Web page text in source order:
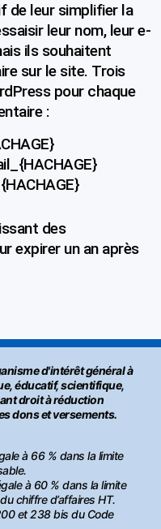
de leur simplifier la
leur nom, leur e-
ils souhaitent
sur le site. Trois
pour chaque
:
des
expirer un an après
d'intérêt général à
éducatif, scientifique,
droit à réduction
dons et versements.
à 66 % dans la limite
à 60 % dans la limite
chiffre d’affaires HT.
et 238 bis du Code